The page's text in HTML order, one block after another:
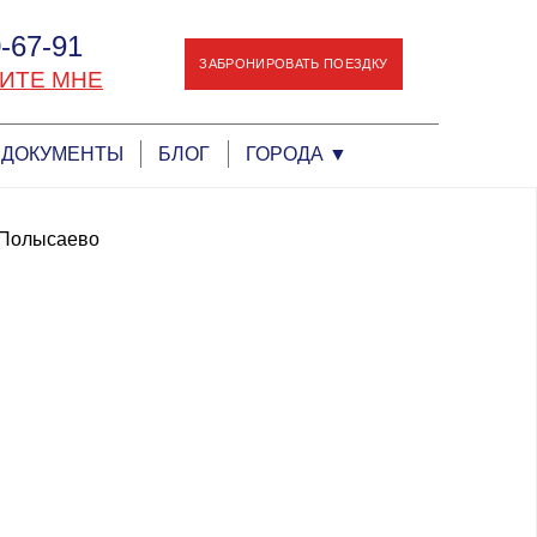
ЗАБРОНИРОВАТЬ ПОЕЗДКУ
67-91
МНЕ
ДОКУМЕНТЫ БЛОГ ГОРОДА ▼